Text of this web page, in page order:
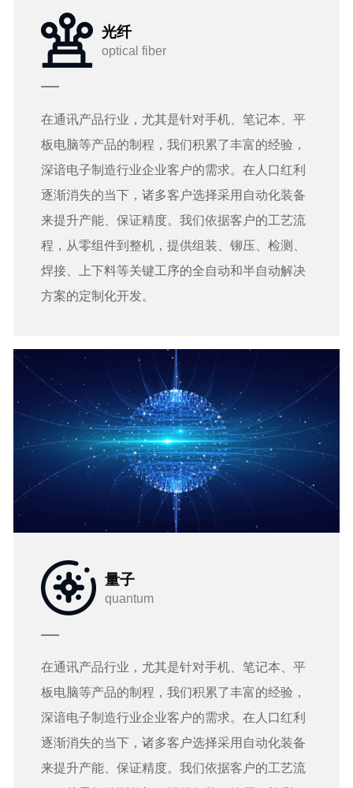
光纤
optical fiber
在通讯产品行业，尤其是针对手机、笔记本、平
板电脑等产品的制程，我们积累了丰富的经验，
深谙电子制造行业企业客户的需求。在人口红利
逐渐消失的当下，诸多客户选择采用自动化装备
来提升产能、保证精度。我们依据客户的工艺流
程，从零组件到整机，提供组装、铆压、检测、
焊接、上下料等关键工序的全自动和半自动解决
方案的定制化开发。
量子
quantum
在通讯产品行业，尤其是针对手机、笔记本、平
板电脑等产品的制程，我们积累了丰富的经验，
深谙电子制造行业企业客户的需求。在人口红利
逐渐消失的当下，诸多客户选择采用自动化装备
来提升产能、保证精度。我们依据客户的工艺流